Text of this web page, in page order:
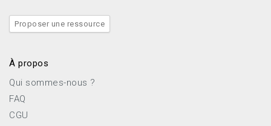
Proposer une ressource
À propos
Qui sommes-nous ?
FAQ
CGU